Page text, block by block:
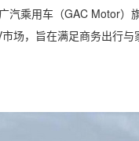
乘用车（GAC Motor
场，旨在满足商务出行